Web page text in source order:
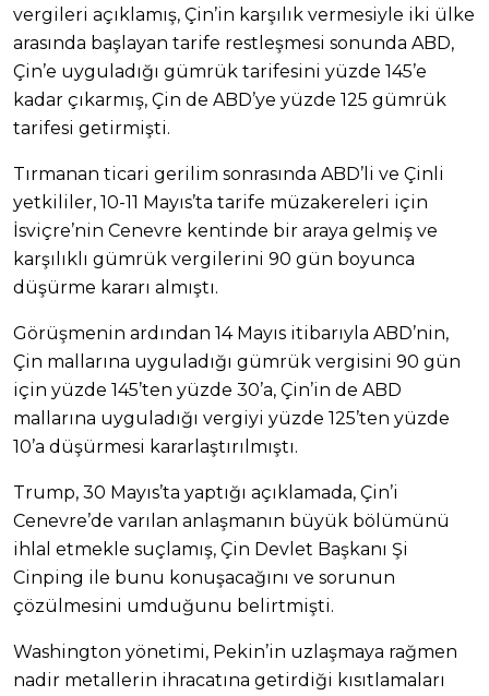
vergileri açıklamış, Çin’in karşılık vermesiyle iki ülke
arasında başlayan tarife restleşmesi sonunda ABD,
Çin’e uyguladığı gümrük tarifesini yüzde 145’e
kadar çıkarmış, Çin de ABD’ye yüzde 125 gümrük
tarifesi getirmişti.
Tırmanan ticari gerilim sonrasında ABD’li ve Çinli
yetkililer, 10-11 Mayıs’ta tarife müzakereleri için
İsviçre’nin Cenevre kentinde bir araya gelmiş ve
karşılıklı gümrük vergilerini 90 gün boyunca
düşürme kararı almıştı.
Görüşmenin ardından 14 Mayıs itibarıyla ABD’nin,
Çin mallarına uyguladığı gümrük vergisini 90 gün
için yüzde 145’ten yüzde 30’a, Çin’in de ABD
mallarına uyguladığı vergiyi yüzde 125’ten yüzde
10’a düşürmesi kararlaştırılmıştı.
Trump, 30 Mayıs’ta yaptığı açıklamada, Çin’i
Cenevre’de varılan anlaşmanın büyük bölümünü
ihlal etmekle suçlamış, Çin Devlet Başkanı Şi
Cinping ile bunu konuşacağını ve sorunun
çözülmesini umduğunu belirtmişti.
Washington yönetimi, Pekin’in uzlaşmaya rağmen
nadir metallerin ihracatına getirdiği kısıtlamaları